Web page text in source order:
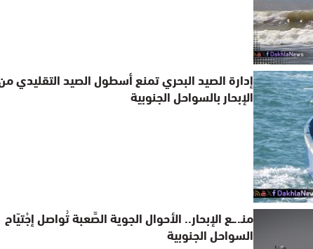
إدارة الصيد البحري تمنع أسطول الصيد التقليدي
الإبحار بالسواحل الجنوبية
منـ..ـع الإبحار.. الأحوال الجوية الصَّعبة تُواصل إجْتيّاح
السواحل الجنوبية